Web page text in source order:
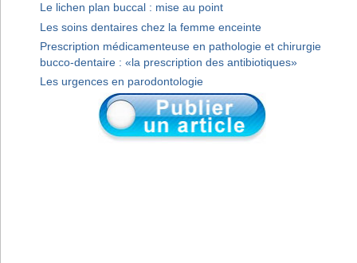
Le lichen plan buccal : mise au point
Les soins dentaires chez la femme enceinte
Prescription médicamenteuse en pathologie et chirurgie
bucco-dentaire : «la prescription des antibiotiques»
Les urgences en parodontologie